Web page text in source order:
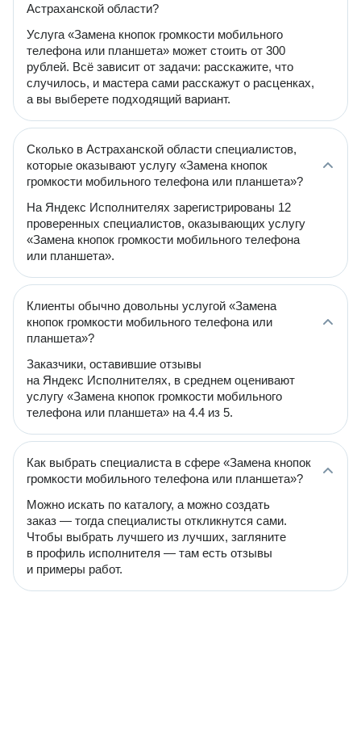
Астраханской области?
Услуга «Замена кнопок громкости мобильного
телефона или планшета» может стоить от 300
рублей. Всё зависит от задачи: расскажите, что
случилось, и мастера сами расскажут о расценках,
а вы выберете подходящий вариант.
Сколько в Астраханской области специалистов,
которые оказывают услугу «Замена кнопок
громкости мобильного телефона или планшета»?
На Яндекс Исполнителях зарегистрированы 12
проверенных специалистов, оказывающих услугу
«Замена кнопок громкости мобильного телефона
или планшета».
Клиенты обычно довольны услугой «Замена
кнопок громкости мобильного телефона или
планшета»?
Заказчики, оставившие отзывы
на Яндекс Исполнителях, в среднем оценивают
услугу «Замена кнопок громкости мобильного
телефона или планшета» на 4.4 из 5.
Как выбрать специалиста в сфере «Замена кнопок
громкости мобильного телефона или планшета»?
Можно искать по каталогу, а можно создать
заказ — тогда специалисты откликнутся сами.
Чтобы выбрать лучшего из лучших, загляните
в профиль исполнителя — там есть отзывы
и примеры работ.